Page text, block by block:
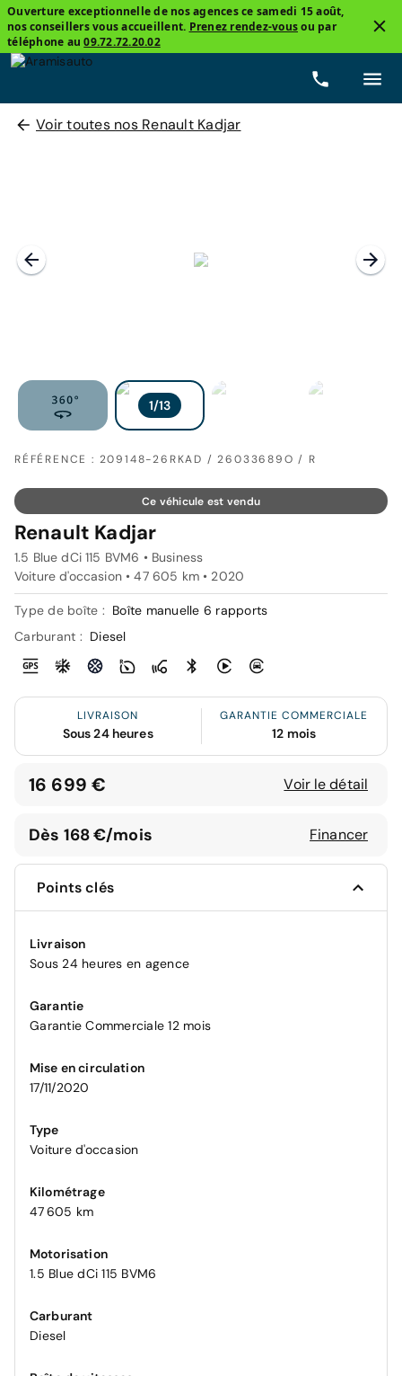
Ouverture exceptionnelle de nos agences ce samedi 15 août,
nos conseillers vous accueillent. Prenez rendez-vousou par
téléphone au09.72.72.20.02
Voir toutes nos Renault Kadjar
RÉFÉRENCE : 209148-26RKAD / 26033689O / R
Ce véhicule est vendu
Renault Kadjar
1.5 Blue dCi 115 BVM6 • Business
Voiture d'occasion • 47 605 km • 2020
Type de boîte : Boîte manuelle 6 rapports
Carburant : Diesel
LIVRAISON
Sous 24 heures
GARANTIE COMMERCIALE
12 mois
16 699 € Voir le détail
Dès 168 €/mois Financer
Points clés
Livraison
Sous 24 heures en agence
Garantie
Garantie Commerciale 12 mois
Mise en circulation
17/11/2020
Type
Voiture d'occasion
Kilométrage
47 605 km
Motorisation
1.5 Blue dCi 115 BVM6
Carburant
Diesel